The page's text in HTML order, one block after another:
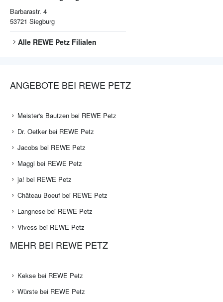
Barbarastr. 4
53721 Siegburg
Alle REWE Petz Filialen
ANGEBOTE BEI REWE PETZ
Meister's Bautzen bei REWE Petz
Dr. Oetker bei REWE Petz
Jacobs bei REWE Petz
Maggi bei REWE Petz
ja! bei REWE Petz
Château Boeuf bei REWE Petz
Langnese bei REWE Petz
Vivess bei REWE Petz
MEHR BEI REWE PETZ
Kekse bei REWE Petz
Würste bei REWE Petz